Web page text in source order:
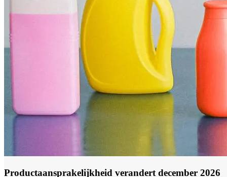
Productaansprakelijkheid verandert december 2026